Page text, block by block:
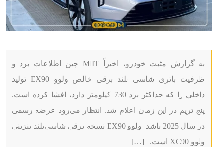
به گزارش مثبت خودرو، اخیراً MIIT چین اطلاعات برد و
ظرفیت باتری شاسی بلند برقی خالص ولوو EX90 تولید
داخلی را که حداکثر برد 730 کیلومتر دارد، افشا کرده است.
پنج تریم در این زمان اعلام شد. انتظار می‌رود عرضه رسمی
در سال 2025 باشد. ولوو EX90 نسخه برقی شاسی‌بلند بنزینی
ولوو XC90 است. […]